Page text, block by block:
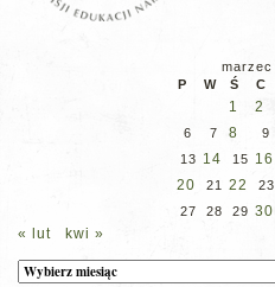
marzec
P
W Ś C
1 2
6 7 8 9
13 14 15 16
20 21 22 23
27 28 29 30
« lut
kwi »
Archiwum